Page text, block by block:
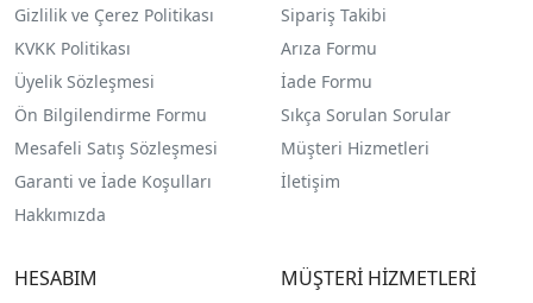
Gizlilik ve Çerez Politikası
KVKK Politikası
Üyelik Sözleşmesi
Ön Bilgilendirme Formu
Mesafeli Satış Sözleşmesi
Garanti ve İade Koşulları
Hakkımızda
Sipariş Takibi
Arıza Formu
İade Formu
Sıkça Sorulan Sorular
Müşteri Hizmetleri
İletişim
HESABIM MÜŞTERİ HİZMETLERİ